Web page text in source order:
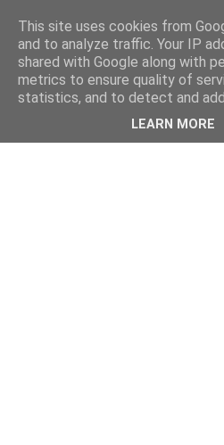
This site uses cookies from
and to analyze traffic. Your IP
shared with Google along with
metrics to ensure quality of
statistics, and to detect and
LEARN MORE